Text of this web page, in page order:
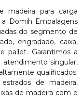
madeira para carga
a Domih Embalagens
do segmento de
engradado, caixa,
pallet. Garantimos a
atendimento singular,
qualificados.
de madeira,
de madeira com e